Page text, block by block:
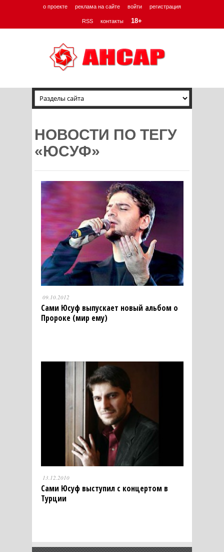
о проекте реклама на сайте войти регистрация
RSS контакты 18+
НОВОСТИ ПО ТЕГУ
«ЮСУФ»
09.10.2012
Сами Юсуф выпускает новый альбом о
Пророке (мир ему)
13.12.2010
Сами Юсуф выступил с концертом в
Турции